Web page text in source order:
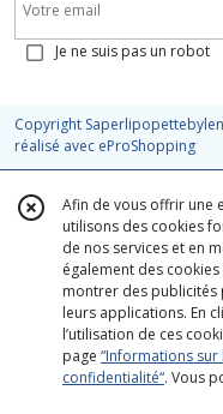
Je ne suis pas un robot
Copyright
réalisé avec eProShopping
Afin de vous offrir une
utilisons des cookies
de nos services et en
également des
montrer des publicités
leurs applications. En
l’utilisation de ces
page “Informations sur
confidentialité“. Vous